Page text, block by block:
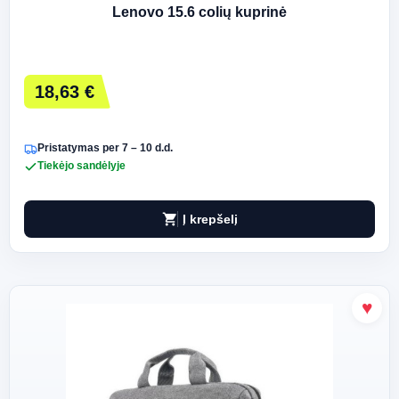
Lenovo 15.6 colių kuprinė
18,63 €
Pristatymas per 7 – 10 d.d.
Tiekėjo sandėlyje
shopping_cart Į krepšelį